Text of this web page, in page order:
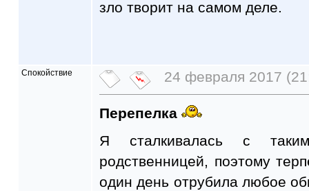
зло творит на самом деле.
Спокойствие 24 февраля 2017
Перепелка
Я сталкивалась с
родственницей, поэтому
один день отрубила любое